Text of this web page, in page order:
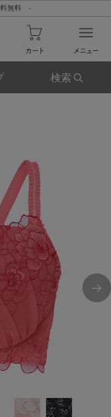
料無料 -
検索